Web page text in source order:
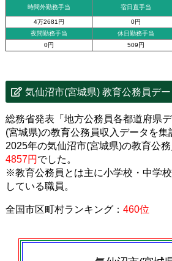
時間外勤務手当 宿日直手当
4万2681円
0円
夜間勤務手当
休日勤務手当
0円
509円
気仙沼市(宮城県) 教育公務員デー
総務省発表「地方公務員各都道府県
(宮城県)の教育公務員収入データを集
2025年の気仙沼市(宮城県)の教育公
4857円 でした。
※教育公務員とは主に小学校・中学
している職員。
全国市区町村ランキング： 460位